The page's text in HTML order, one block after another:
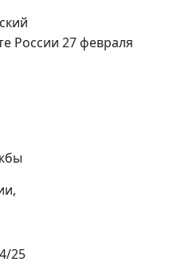
России 27 февраля
25